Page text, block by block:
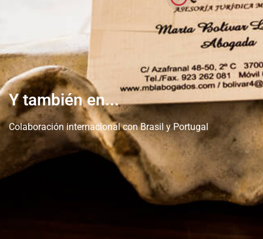
Y también en...
Colaboración internacional con Brasil y Portugal